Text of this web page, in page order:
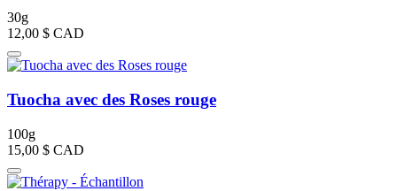
30g
12,00 $ CAD
Tuocha avec des Roses rouge
100g
15,00 $ CAD